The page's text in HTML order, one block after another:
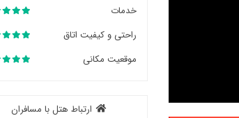
خدمات
راحتی و کیفیت اتاق
موقعیت مکانی
ارتباط هتل با مسافران